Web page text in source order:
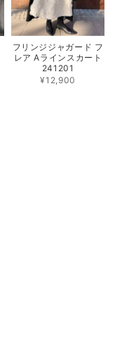
フリンジジャガード フ
レア Aラインスカート
241201
¥12,900